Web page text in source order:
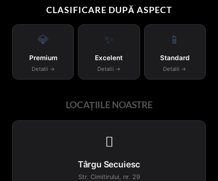
Opțiunile
pagina
CLASIFICARE DUPĂ ASPECT
💎
Premium
Detalii →
✨
Excelent
Detalii →
📱
Standard
Detalii →
LOCAȚIILE NOASTRE

Târgu Secuiesc
Str. Cimitirului, nr. 29